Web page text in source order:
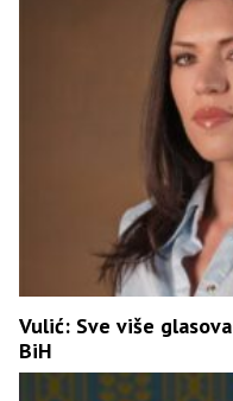
Vulić: Sve više
BiH